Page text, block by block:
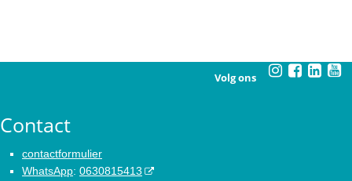
Volg ons
Contact
contactformulier
WhatsApp: 0630815413